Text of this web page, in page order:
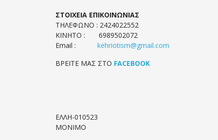
ΣΤΟΙΧΕΙΑ ΕΠΙΚΟΙΝΩΝΙΑΣ
ΤΗΛΕΦΩΝΟ : 2424022552
ΚΙΝΗΤΟ : 6989502072
Email : kehriotism@gmail.com
ΒΡΕΙΤΕ ΜΑΣ ΣΤΟ FACEBOOK
ΕΛΛΗ-010523
ΜΟΝΙΜΟ